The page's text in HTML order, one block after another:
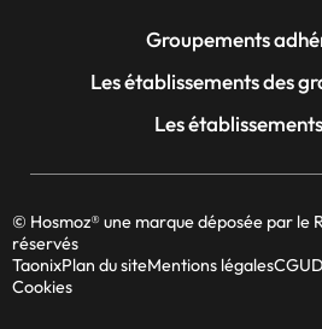
Groupements
Les établissements des
Les
© Hosmoz® une marque déposée par le
réservés
TaonixPlan du siteMentions légalesCGU
Cookies